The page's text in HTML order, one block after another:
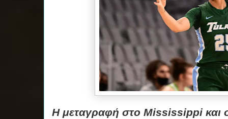
Η μεταγραφή στο Mississippi και